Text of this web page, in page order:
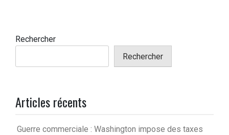
Rechercher
Rechercher
Articles récents
Guerre commerciale : Washington impose des taxes